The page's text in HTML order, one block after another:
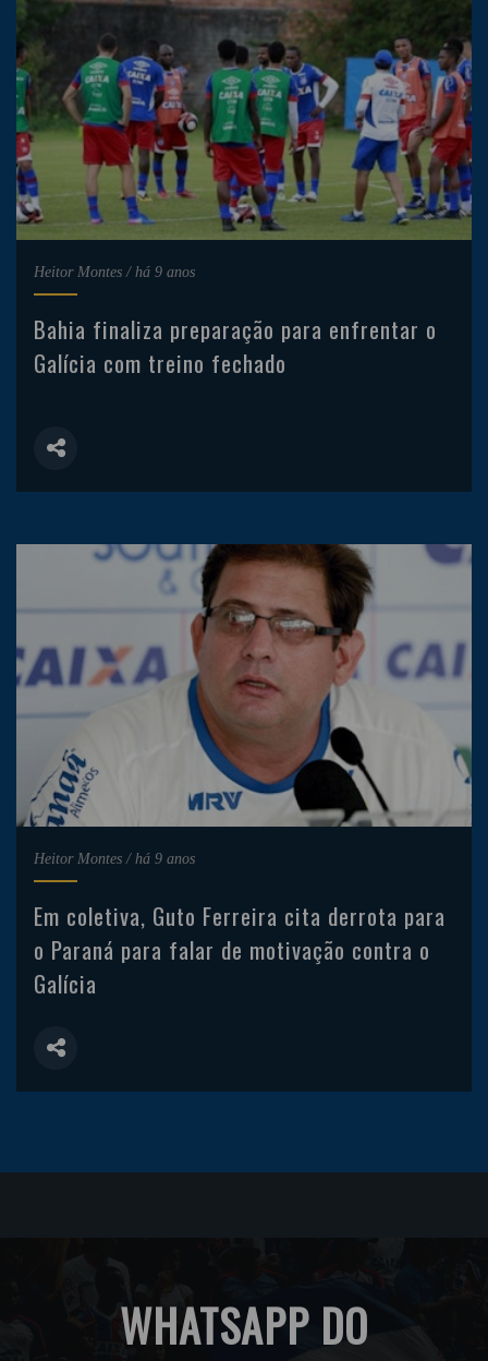
Heitor Montes / há 9 anos
Bahia finaliza preparação para enfrentar o
Galícia com treino fechado
Heitor Montes / há 9 anos
Em coletiva, Guto Ferreira cita derrota para
o Paraná para falar de motivação contra o
Galícia
WHATSAPP DO